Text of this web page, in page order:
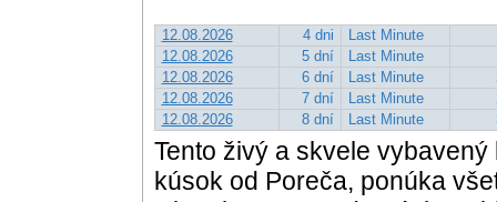
12.08.2026 4 dni
Last Minute
12.08.2026
5 dní
Last Minute
12.08.2026
6 dní Last Minute
12.08.2026
7 dní Last Minute
12.08.2026
8 dní Last Minute
Tento živý a skvele
kúsok od Poreča, ponúka